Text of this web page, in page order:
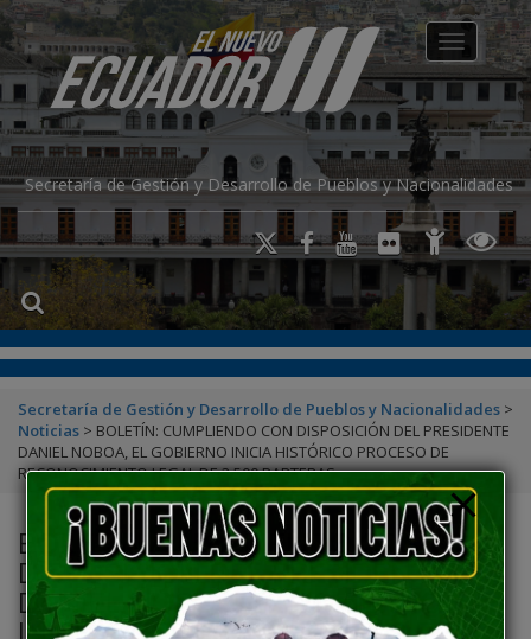
Secretaría de Gestión y Desarrollo de Pueblos y Nacionalidades
Toggle
Secretaría de Gestión y Desarrollo de Pueblos y Nacionalidades >
Noticias > BOLETÍN: CUMPLIENDO CON DISPOSICIÓN DEL PRESIDENTE
DANIEL NOBOA, EL GOBIERNO INICIA HISTÓRICO PROCESO DE
RECONOCIMIENTO LEGAL DE 2.500 PARTERAS
BOLETÍN: CUMPLIENDO CON
DISPOSICIÓN DEL PRESIDENTE
DANIEL NOBOA, EL GOBIERNO
modal-check